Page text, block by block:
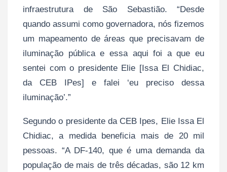
infraestrutura de São Sebastião. “Desde
quando assumi como governadora, nós fizemos
um mapeamento de áreas que precisavam de
iluminação pública e essa aqui foi a que eu
sentei com o presidente Elie [Issa El Chidiac,
da CEB IPes] e falei ‘eu preciso dessa
iluminação’.”
Segundo o presidente da CEB Ipes, Elie Issa El
Chidiac, a medida beneficia mais de 20 mil
pessoas. “A DF-140, que é uma demanda da
população de mais de três décadas, são 12 km